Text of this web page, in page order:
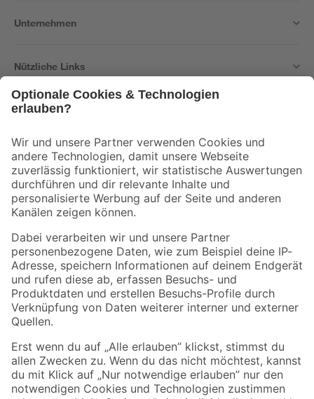
Unternehmen
Nützliche Links
Der toom Newsletter: Keine Angebote und Aktionen mehr verpassen!
Zur Newsletter Anmeldung
Folge uns
Zahlungsarten Versandarten
Sicher einkaufen
Jetzt die toom-App herunterladen